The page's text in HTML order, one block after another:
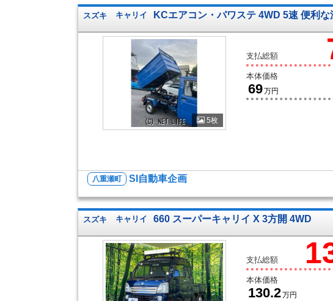
スズキ キャリイ KCエアコン・パワステ 4WD 5速 便利な
5枚
支払総額
本体価格
69万円
八重瀬町 SI自動車企画
スズキ キャリイ 660 スーパーキャリイ X 3方開 4WD
支払総額
本体価格
130.2万円